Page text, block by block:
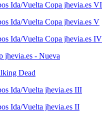
Ida/Vuelta Copa jhevia.es VI
Ida/Vuelta Copa jhevia.es V
Ida/Vuelta Copa jhevia.es IV
jhevia.es - Nueva
Dead
Ida/Vuelta jhevia.es III
Ida/Vuelta jhevia.es II